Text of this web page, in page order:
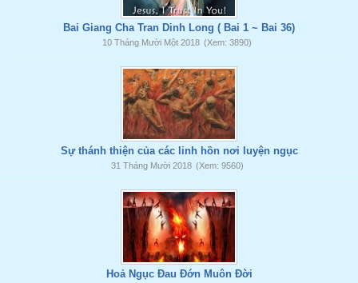
Bai Giang Cha Tran Dinh Long ( Bai 1 ~ Bai 36)
10 Tháng Mười Một 2018 (Xem: 3890)
Sự thánh thiện của các linh hồn nơi luyện ngục
31 Tháng Mười 2018 (Xem: 9560)
Hoả Ngục Đau Đớn Muôn Đời